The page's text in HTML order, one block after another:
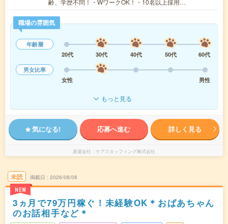
齢、学歴不問！・WワークOK！・10名以上採用…
職場の雰囲気
年齢層
20代
30代 40代 50代
60代
男女比率
女性
男性
もっと見る
気になる! 応募へ進む 詳しく見る
派遣会社 ケアスタッフィング株式会社
未読
NEW
掲載日 2026/08/08
3ヵ月で79万円稼ぐ！未経験OK＊おばあちゃん
のお話相手など＊